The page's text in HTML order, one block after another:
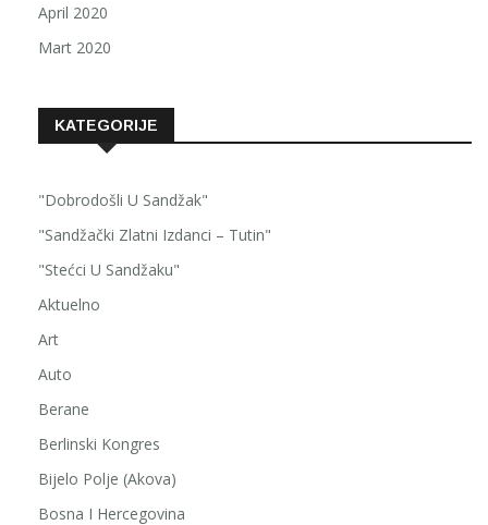
April 2020
Mart 2020
KATEGORIJE
"Dobrodošli U Sandžak"
"Sandžački Zlatni Izdanci – Tutin"
"Stećci U Sandžaku"
Aktuelno
Art
Auto
Berane
Berlinski Kongres
Bijelo Polje (Akova)
Bosna I Hercegovina